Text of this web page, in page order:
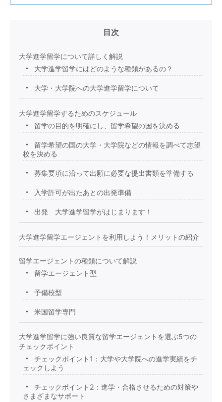
目次
大学進学留学について詳しく解説
大学進学留学にはどのような種類があるの？
大学・大学院への大学進学留学について
大学進学留学するためのスケジュール
留学の目的を明確にし、留学希望の国を決める
留学希望の国の大学・大学院などの情報を調べて志望
校を決める
募集要項に沿って出願に必要な提出書類を準備する
入学許可が出たあとの出発準備
出発 大学進学留学がはじまります！
大学進学留学エージェントを利用しよう！メリットの紹介
留学エージェントの種類について解説
留学エージェント型
予備校型
米国留学専門
大学進学留学に強い良質な留学エージェントを選ぶ5つの
チェックポイント
チェックポイント1：大学や大学院への進学実績をチ
ェックしよう
チェックポイント2：進学・合格させるための対策や
さまざまなサポート